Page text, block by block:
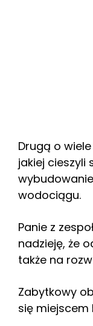
Drugą o
jakiej cieszyli
wodociągu.
Panie z
nadzieję, że
także na
Zabytkowy
się miejscem